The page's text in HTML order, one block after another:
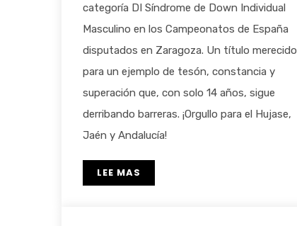
categoría DI Síndrome de Down Individual
Masculino en los Campeonatos de España
disputados en Zaragoza. Un título merecido
para un ejemplo de tesón, constancia y
superación que, con solo 14 años, sigue
derribando barreras. ¡Orgullo para el Hujase,
Jaén y Andalucía!
LEE MAS